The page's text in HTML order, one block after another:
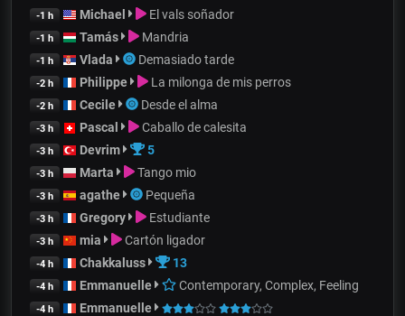
-1 h Michael El vals soñador
-1 h Tamás Mandria
-1 h Vlada Demasiado tarde
-2 h Philippe La milonga de mis perros
-2 h Cecile Desde el alma
-3 h Pascal Caballo de calesita
-3 h Devrim 5
-3 h Marta Tango mio
-3 h agathe Pequeña
-3 h Gregory Estudiante
-3 h mia Cartón ligador
-4 h Chakkaluss 13
-4 h Emmanuelle Contemporary, Complex, Feeling
-4 h Emmanuelle